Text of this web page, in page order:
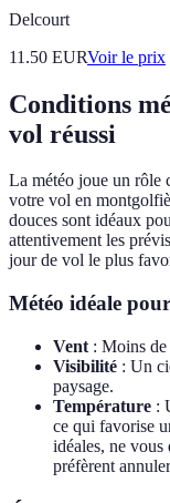
Delcourt
11.50 EURVoir le prix
Conditions
vol réussi
La météo joue un rôle
votre vol en
douces sont idéaux
attentivement les
jour de vol le plus
Météo idéale
Vent : Moins
Visibilité : Un
paysage.
Température :
ce qui favorise
idéales, ne vous
préfèrent